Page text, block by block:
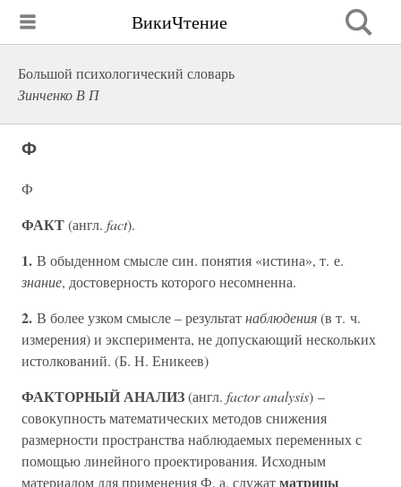
ВикиЧтение
Большой психологический словарь
Зинченко В П
Ф
Ф
ФАКТ(англ. fact).
1. В обыденном смысле син. понятия «истина», т. е.
знание, достоверность которого несомненна.
2. В более узком смысле – результатнаблюдения(в т. ч.
измерения) и эксперимента, не допускающий нескольких
истолкований. (Б. Н. Еникеев)
ФАКТОРНЫЙ АНАЛИЗ(англ. factor analysis) –
совокупность математических методов снижения
размерности пространства наблюдаемых переменных с
помощью линейного проектирования. Исходным
материалом для применения Ф. а. служатматрицы